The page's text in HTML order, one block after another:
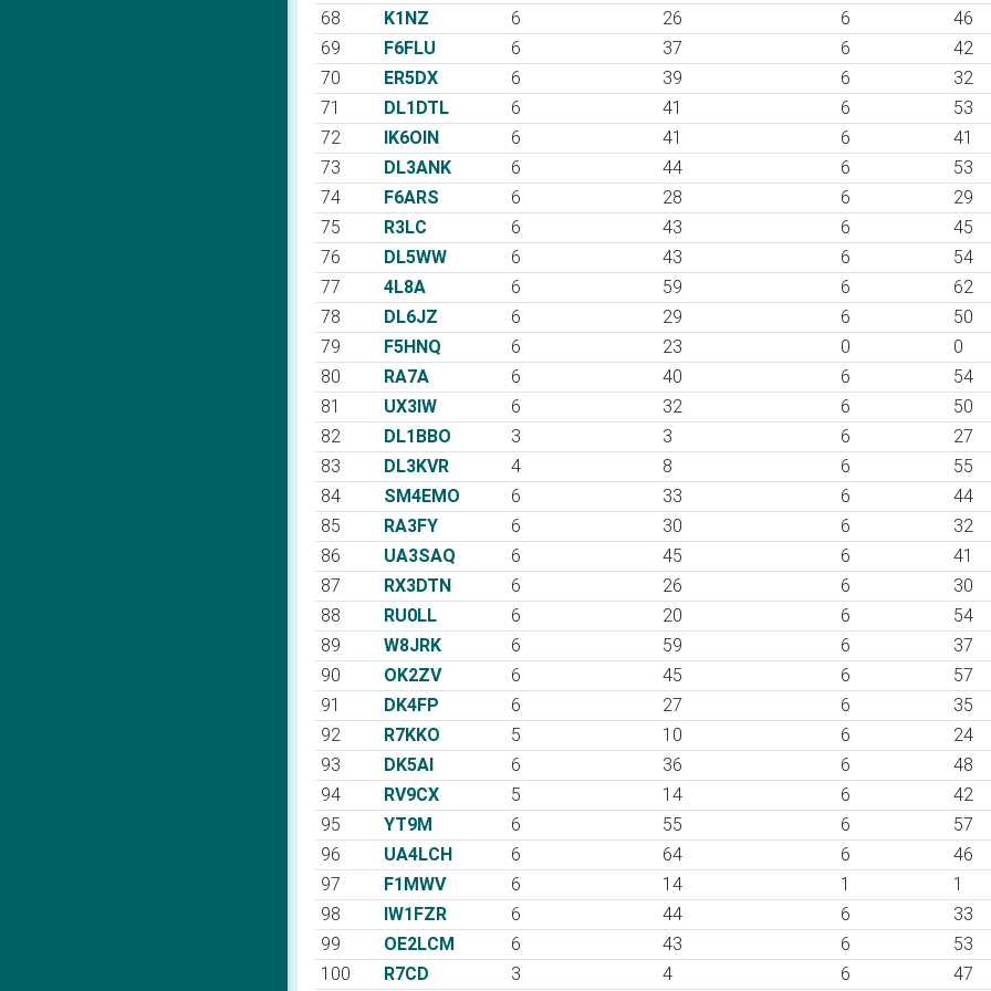
68 K1NZ 6 26 6
46
69
F6FLU 6 37 6
42
70
ER5DX 6 39 6
32
71
DL1DTL 6 41 6
53
72
IK6OIN 6 41 6
41
73
DL3ANK 6 44 6
53
74
F6ARS 6 28 6
29
75
R3LC 6 43 6
45
76
DL5WW 6 43 6
54
77
4L8A 6 59 6
62
78
DL6JZ 6 29 6
50
79
F5HNQ 6 23 0
0
80
RA7A 6 40 6
54
81
UX3IW 6 32 6
50
82
DL1BBO 3 3 6
27
83
DL3KVR 4 8 6
55
84
SM4EMO 6 33 6
44
85
RA3FY 6 30 6
32
86
UA3SAQ 6 45 6
41
87
RX3DTN 6 26 6
30
88
RU0LL 6 20 6
54
89
W8JRK 6 59 6
37
90
OK2ZV 6 45 6
57
91
DK4FP 6 27 6
35
92
R7KKO 5 10 6
24
93
DK5AI 6 36 6
48
94
RV9CX 5 14 6
42
95
YT9M 6 55 6
57
96
UA4LCH 6 64 6
46
97
F1MWV 6 14 1
1
98
IW1FZR 6 44 6
33
99
OE2LCM 6 43 6
53
100
R7CD 3 4 6 47